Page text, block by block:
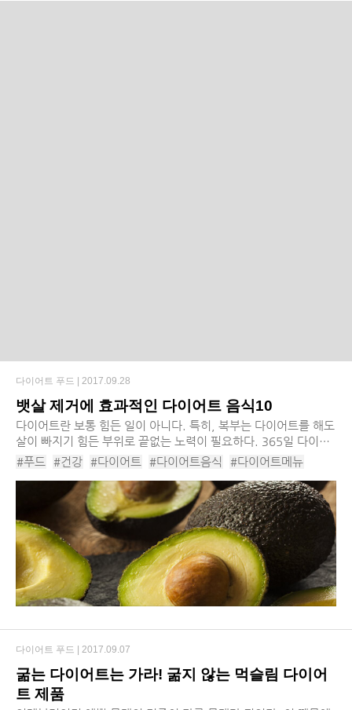
뱃살 제거에 효과적인 다이어트 음식10
다이어트란 보통 힘든 일이 아니다. 특히, 복부는 다이어트를 해도
살이 빠지기 힘든 부위로 끝없는 노력이 필요하다. 365일 다이어
트 계획만 다짐하기 일쑤라면, 먼저 차근차근 식이조절부터 시작
#푸드 #건강 #다이어트 #다이어트음식
#다이어트메뉴
#뱃살제거음식
다이어트 푸드 | 2017.09.28
굶는 다이어트는 가라! 굶지 않는 먹슬림 다이어
트 제품
다이어트 푸드 | 2017.09.07